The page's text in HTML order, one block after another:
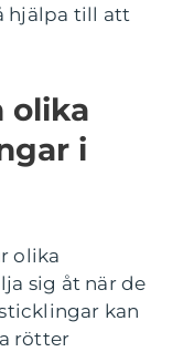
hjälpa till att
olika
i
olika
sig åt när de
kan
rötter